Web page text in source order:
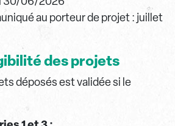
au porteur de projet : juillet
des projets
déposés est validée si le